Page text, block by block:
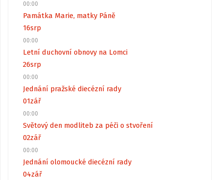
00:00
Památka Marie, matky Páně
16srp
00:00
Letní duchovní obnovy na Lomci
26srp
00:00
Jednání pražské diecézní rady
01zář
00:00
Světový den modliteb za péči o stvoření
02zář
00:00
Jednání olomoucké diecézní rady
04zář